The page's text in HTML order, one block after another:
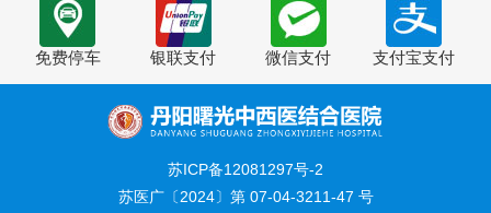
免费停车 银联支付 微信支付 支付宝支付
苏ICP备12081297号-2
苏医广〔2024〕第 07-04-3211-47 号